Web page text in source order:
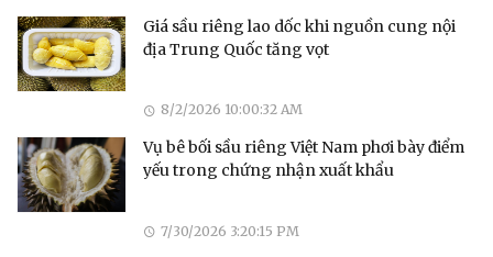
Giá sầu riêng lao dốc khi nguồn cung nội
địa Trung Quốc tăng vọt
8/2/2026 10:00:32 AM
Vụ bê bối sầu riêng Việt Nam phơi bày điểm
yếu trong chứng nhận xuất khẩu
7/30/2026 3:20:15 PM